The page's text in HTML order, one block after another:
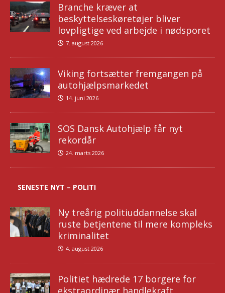
Branche kræver at
beskyttelseskøretøjer bliver
lovpligtige ved arbejde i nødsporet
7. august 2026
Viking fortsætter fremgangen på
autohjælpsmarkedet
14. juni 2026
SOS Dansk Autohjælp får nyt
rekordår
24. marts 2026
SENESTE NYT – POLITI
Ny treårig politiuddannelse skal
ruste betjentene til mere kompleks
kriminalitet
4. august 2026
Politiet hædrede 17 borgere for